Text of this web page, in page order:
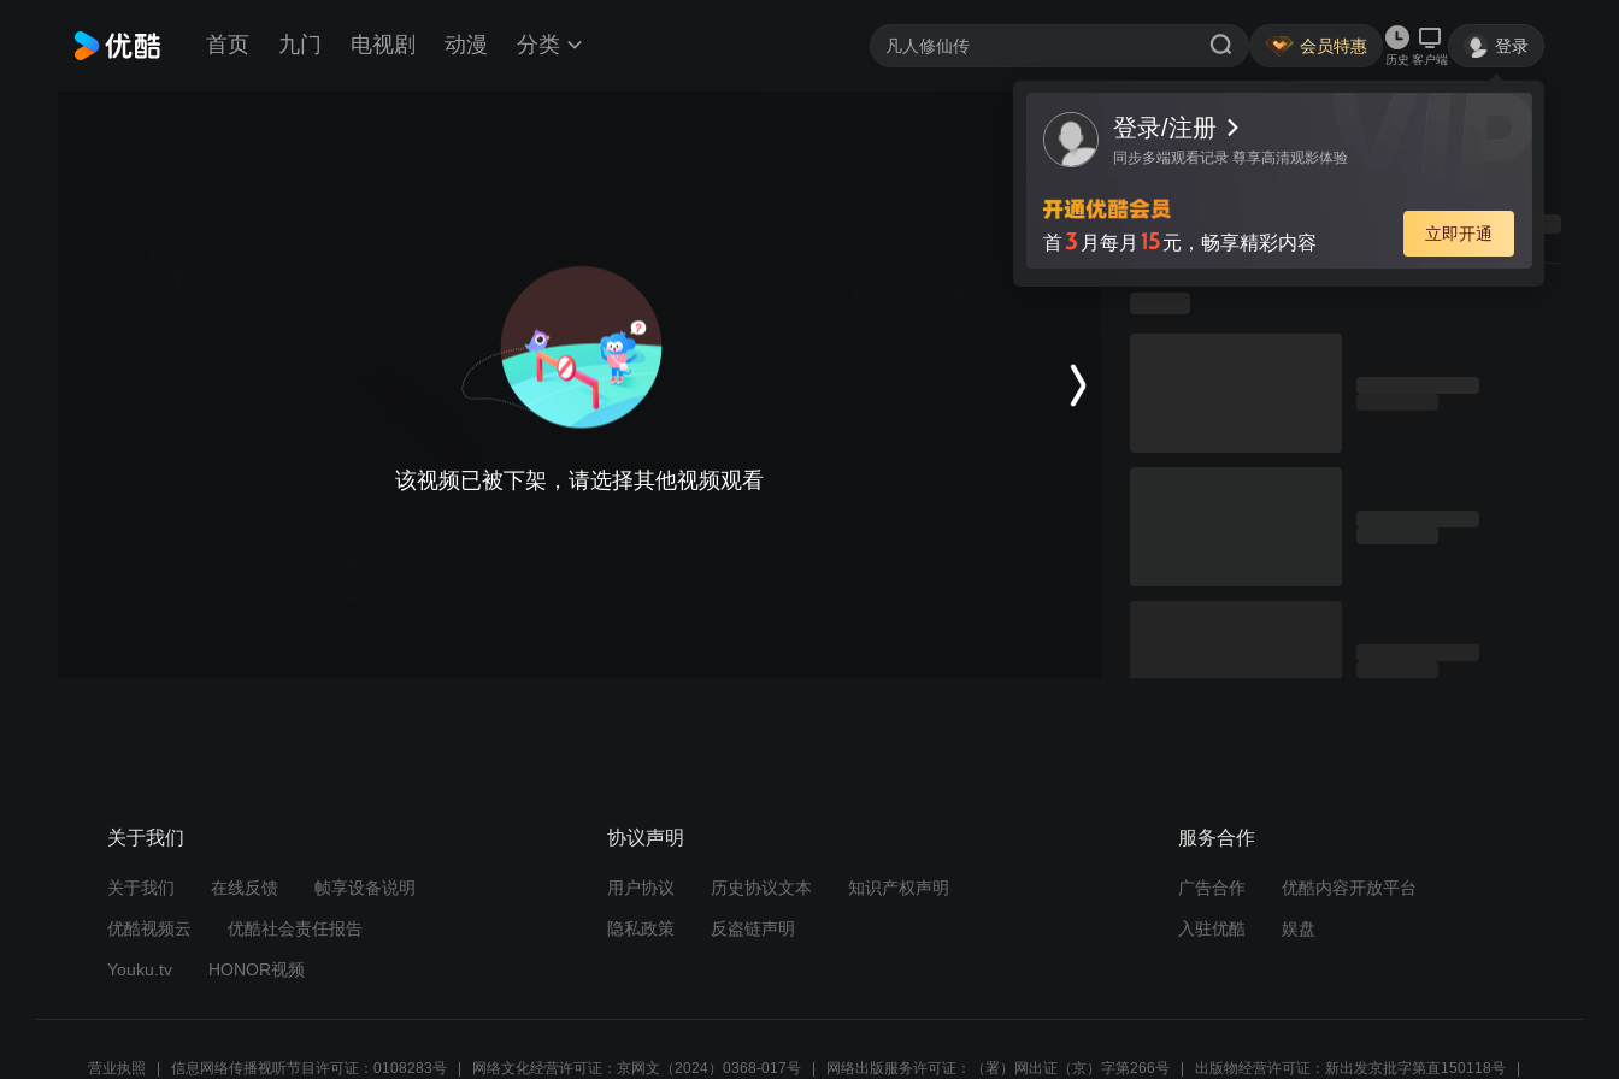
首页 九门 电视剧 动漫 分类 会员特惠
历史 客户端
登录
登录/注册
同步多端观看记录 尊享高清观影体验
首3 月每月 15元，畅享精彩内容 立即开通
该视频已被下架，请选择其他视频观看
关于我们
关于我们 在线反馈 帧享设备说明
优酷视频云 优酷社会责任报告
Youku.tv HONOR视频
协议声明
用户协议 历史协议文本 知识产权声明
隐私政策 反盗链声明
服务合作
广告合作 优酷内容开放平台
入驻优酷 娱盘
营业执照 信息网络传播视听节目许可证：0108283号 网络文化经营许可证：京网文（2024）0368-017号 网络出版服务许可证：（署）网出证（京）字第266号 出版物经营许可证：新出发京批字第直150118号